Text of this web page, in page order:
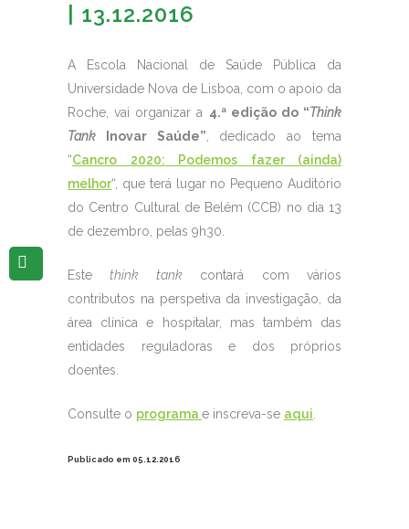
| 13.12.2016
A Escola Nacional de Saúde Pública da
Universidade Nova de Lisboa, com o apoio da
Roche, vai organizar a 4.ª edição do “Think
Tank Inovar Saúde” , dedicado ao tema
“Cancro 2020: Podemos fazer (ainda)
melhor“, que terá lugar no Pequeno Auditório
do Centro Cultural de Belém (CCB) no dia 13
de dezembro, pelas 9h30.
Estethink tank contará com vários
contributos na perspetiva da investigação, da
área clínica e hospitalar, mas também das
entidades reguladoras e dos próprios
doentes.
Consulte o programa e inscreva-se aqui
Publicado em 05.12.2016